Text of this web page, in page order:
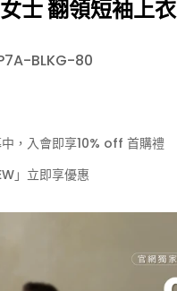
士 翻領短袖上衣
BLKG-80
，入會即享10% off 首購禮
」立即享優惠